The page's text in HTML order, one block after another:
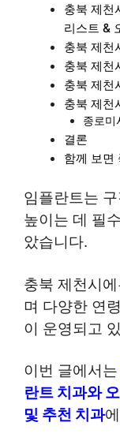
충북 제천
리스트 &
충북 제천
충북 제천
충북 제천
충북 제천
종로미
결론
함께 보면
임플란트는
높이는 데 필
았습니다.
충북 제천시
며 다양한 연
이 운영되고
이번 글에서는
란트 치과와
및 추천 치과